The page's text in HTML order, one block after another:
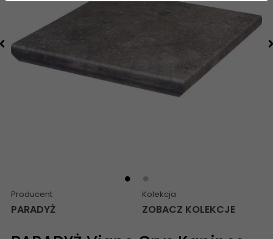
Producent
PARADYŻ
Kolekcja
ZOBACZ KOLEKCJE